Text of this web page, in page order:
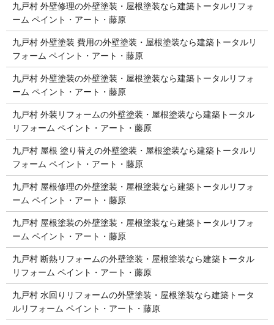
九戸村 外壁修理の外壁塗装・屋根塗装なら建築トータルリフォ
ーム ペイント・アート・藤原
九戸村 外壁塗装 費用の外壁塗装・屋根塗装なら建築トータルリ
フォーム ペイント・アート・藤原
九戸村 外壁塗装の外壁塗装・屋根塗装なら建築トータルリフォ
ーム ペイント・アート・藤原
九戸村 外装リフォームの外壁塗装・屋根塗装なら建築トータル
リフォーム ペイント・アート・藤原
九戸村 屋根 塗り替えの外壁塗装・屋根塗装なら建築トータルリ
フォーム ペイント・アート・藤原
九戸村 屋根修理の外壁塗装・屋根塗装なら建築トータルリフォ
ーム ペイント・アート・藤原
九戸村 屋根塗装の外壁塗装・屋根塗装なら建築トータルリフォ
ーム ペイント・アート・藤原
九戸村 断熱リフォームの外壁塗装・屋根塗装なら建築トータル
リフォーム ペイント・アート・藤原
九戸村 水回りリフォームの外壁塗装・屋根塗装なら建築トータ
ルリフォーム ペイント・アート・藤原